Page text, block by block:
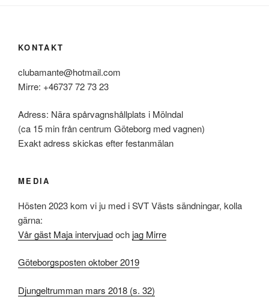
KONTAKT
clubamante@hotmail.com
Mirre: +46737 72 73 23
Adress: Nära spårvagnshållplats i Mölndal
(ca 15 min från centrum Göteborg med vagnen)
Exakt adress skickas efter festanmälan
MEDIA
Hösten 2023 kom vi ju med i SVT Västs sändningar, kolla
gärna:
Vår gäst Maja intervjuadochjag Mirre
Göteborgsposten oktober 2019
Djungeltrumman mars 2018 (s. 32)